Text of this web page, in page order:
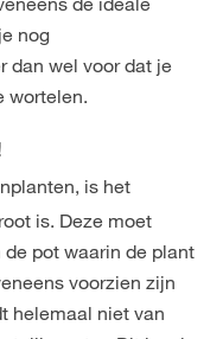
nog
dan wel voor dat je
wortelen.
is het
is. Deze moet
pot waarin de plant
voorzien zijn
helemaal niet van